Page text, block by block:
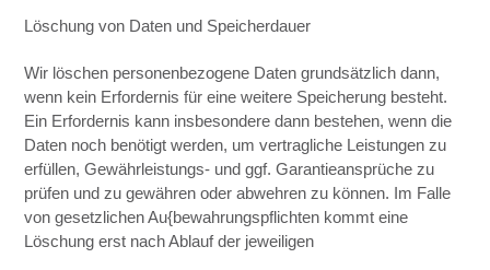
Löschung von Daten und Speicherdauer
Wir löschen personenbezogene Daten grundsätzlich dann,
wenn kein Erfordernis für eine weitere Speicherung besteht.
Ein Erfordernis kann insbesondere dann bestehen, wenn die
Daten noch benötigt werden, um vertragliche Leistungen zu
erfüllen, Gewährleistungs- und ggf. Garantieansprüche zu
prüfen und zu gewähren oder abwehren zu können. Im Falle
von gesetzlichen Au{bewahrungspflichten kommt eine
Löschung erst nach Ablauf der jeweiligen